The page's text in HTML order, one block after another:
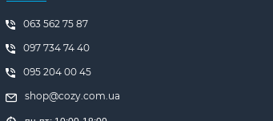
063 562 75 87
097 734 74 40
095 204 00 45
shop@cozy.com.ua